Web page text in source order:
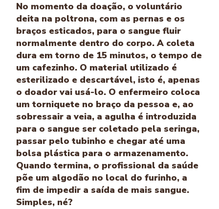
No momento da doação, o voluntário
deita na poltrona, com as pernas e os
braços esticados, para o sangue fluir
normalmente dentro do corpo. A coleta
dura em torno de 15 minutos, o tempo de
um cafezinho. O material utilizado é
esterilizado e descartável, isto é, apenas
o doador vai usá-lo. O enfermeiro coloca
um torniquete no braço da pessoa e, ao
sobressair a veia, a agulha é introduzida
para o sangue ser coletado pela seringa,
passar pelo tubinho e chegar até uma
bolsa plástica para o armazenamento.
Quando termina, o profissional da saúde
põe um algodão no local do furinho, a
fim de impedir a saída de mais sangue.
Simples, né?